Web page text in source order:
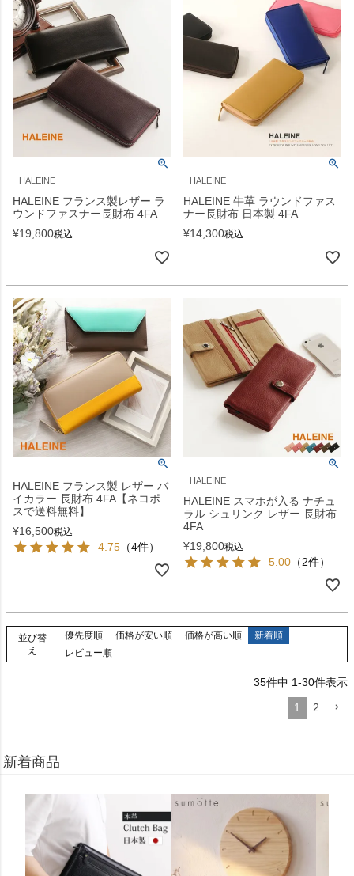
HALEINE
HALEINE フランス製レザー ラ
ウンドファスナー長財布 4FA
¥19,800税込
HALEINE
HALEINE 牛革 ラウンドファス
ナー長財布 日本製 4FA
¥14,300税込
HALEINE フランス製 レザー バ
イカラー 長財布 4FA【ネコポ
スで送料無料】
¥16,500税込
4.75 （4件）
HALEINE
HALEINE スマホが入る ナチュ
ラル シュリンク レザー 長財布
4FA
¥19,800税込
5.00 （2件）
並び替
え
優先度順 価格が安い順 価格が高い順
新着順
レビュー順
35件中 1-30件表示
1
2
新着商品